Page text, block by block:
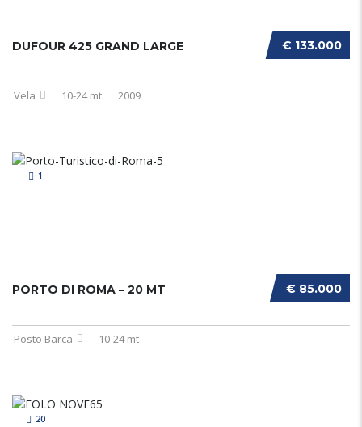
€ 133.000
DUFOUR 425 GRAND LARGE
Vela 10-24 mt 2009
1
€ 85.000
PORTO DI ROMA – 20 MT
Posto Barca 10-24 mt
20